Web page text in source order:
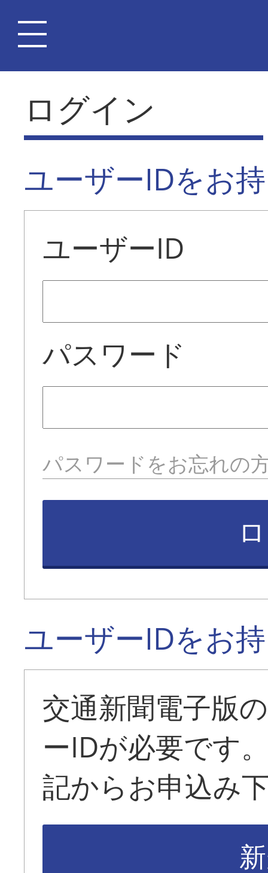
ログイン
ユーザーIDをお
ユーザーID
パスワード
パスワードをお忘れの
ユーザーIDをお
交通新聞電子版
ーIDが必要です
記からお申込み